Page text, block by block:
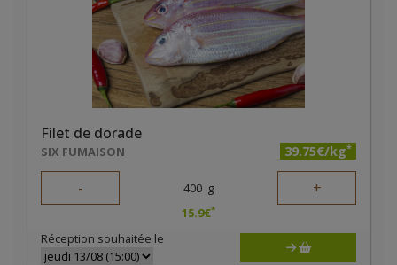
Filet de dorade
SIX FUMAISON 39.75€/kg*
- 400 g +
15.9€*
Réception souhaitée le